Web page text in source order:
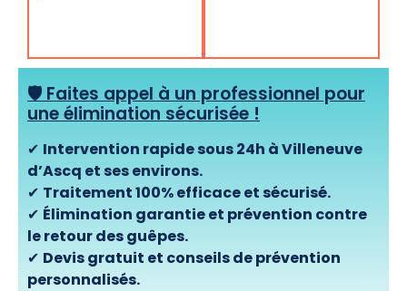
🛡️ Faites appel à un professionnel pour
une élimination sécurisée !
✔ Intervention rapide sous 24h à Villeneuve
d’Ascq et ses environs.
✔ Traitement 100% efficace et sécurisé.
✔ Élimination garantie et prévention contre
le retour des guêpes.
✔ Devis gratuit et conseils de prévention
personnalisés.